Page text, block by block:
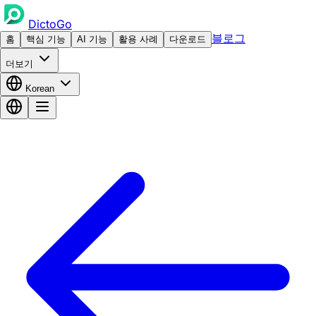
DictoGo
홈 핵심 기능 AI 기능 활용 사례 다운로드 블로그
더보기
Korean